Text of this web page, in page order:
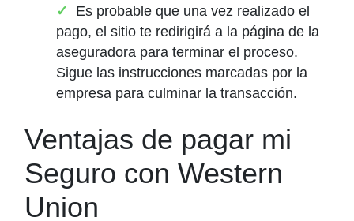
Es probable que una vez realizado el
pago, el sitio te redirigirá a la página de la
aseguradora para terminar el proceso.
Sigue las instrucciones marcadas por la
empresa para culminar la transacción.
Ventajas de pagar mi
Seguro con Western
Union